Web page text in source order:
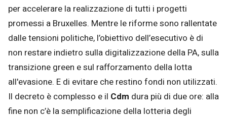
per accelerare la realizzazione di tutti i progetti
promessi a Bruxelles. Mentre le riforme sono rallentate
dalle tensioni politiche, l’obiettivo dell’esecutivo è di
non restare indietro sulla digitalizzazione della PA, sulla
transizione green e sul rafforzamento della lotta
all'evasione. E di evitare che restino fondi non utilizzati.
Il decreto è complesso e il Cdm dura più di due ore: alla
fine non c’è la semplificazione della lotteria degli